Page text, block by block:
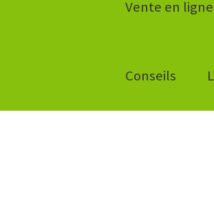
Vente en ligne
Conseils